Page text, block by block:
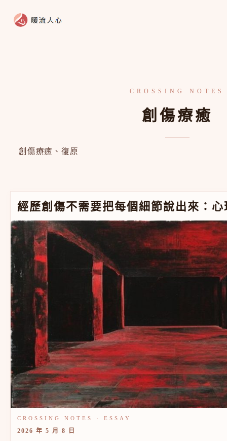
創傷療癒
創傷療癒、復原
經歷創傷不需要把每個細節說出來：
2026 年 5 月 8 日
經歷創傷不需要把每個細節說出來：心理師談小窗口原則